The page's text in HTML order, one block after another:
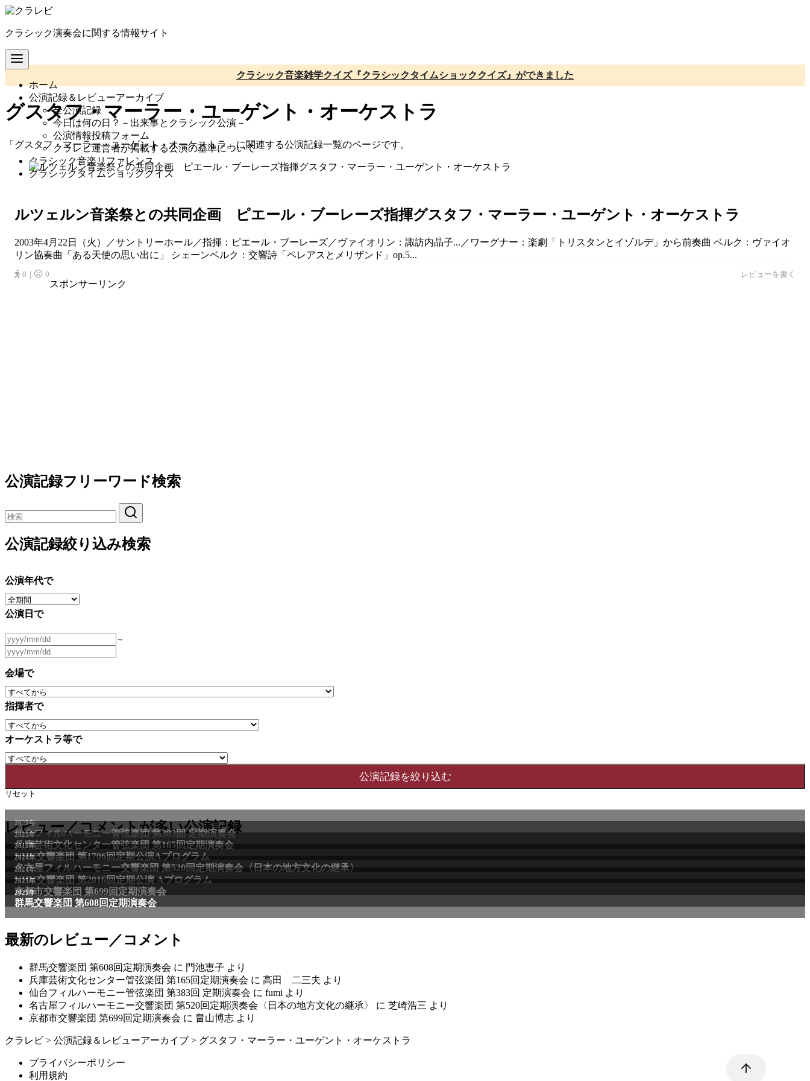
コ
テ
ン
ツ
移
クラシック演奏会に関する情報サイト
ホーム
公演記録＆レビューアーカイブ
全公演記録
今日は何の日？－出来事とクラシック公演－
公演情報投稿フォーム
クラレビ運営者が掲載する公演の基準について
クラシック音楽リファレンス
クラシックタイムショッククイズ
クラシック音楽雑学クイズ『クラシックタイムショッククイズ』ができました
グスタフ・マーラー・ユーゲント・オーケストラ
「グスタフ・マーラー・ユーゲント・オーケストラ」に関連する公演記録一覧のページです。
ルツェルン音楽祭との共同企画 ピエール・ブーレーズ指揮グスタフ・マーラー・ユーゲント・オーケストラ
2003年4月22日（火）／サントリーホール／指揮：ピエール・ブーレーズ／ヴァイオリン：諏訪内晶子...／ワーグナー：楽劇「トリスタンとイゾルデ」から前奏曲 ベルク：ヴァイオ
リン協奏曲「ある天使の思い出に」 シェーンベルク：交響詩「ペレアスとメリザンド」op.5...
0｜ 0 レビューを書く
スポンサーリンク
公演記録フリーワード検索
公演記録絞り込み検索
公演年代で
公演日で
～
会場で
指揮者で
オーケストラ等で
リセット
レビュー／コメントが多い公演記録
2025年
仙台フィルハーモニー管弦楽団 第383回 定期演奏会
2025年
兵庫芸術文化センター管弦楽団 第165回定期演奏会
2011年
NHK交響楽団 第1706回定期公演Aプログラム
2024年
名古屋フィルハーモニー交響楽団 第520回定期演奏会〈日本の地方文化の継承〉
2024年
NHK交響楽団 第2016回定期公演 Aプログラム
2025年
京都市交響楽団 第699回定期演奏会
2025年
群馬交響楽団 第608回定期演奏会
最新のレビュー／コメント
群馬交響楽団 第608回定期演奏会 に 門池恵子 より
兵庫芸術文化センター管弦楽団 第165回定期演奏会 に 高田 二三夫 より
仙台フィルハーモニー管弦楽団 第383回 定期演奏会 に fumi より
名古屋フィルハーモニー交響楽団 第520回定期演奏会〈日本の地方文化の継承〉
に 芝崎浩三 より
京都市交響楽団 第699回定期演奏会 に 畠山博志 より
クラレビ > 公演記録＆レビューアーカイブ > グスタフ・マーラー・ユーゲント・オーケストラ
プライバシーポリシー
利用規約